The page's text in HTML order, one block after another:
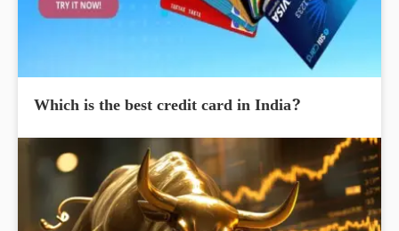
Which is the best credit card in India?